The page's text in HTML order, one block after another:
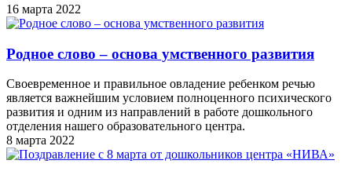
16 марта 2022
Родное слово – основа умственного развития
Своевременное и правильное овладение ребенком речью
является важнейшим условием полноценного психического
развития и одним из направлений в работе дошкольного
отделения нашего образовательного центра.
8 марта 2022